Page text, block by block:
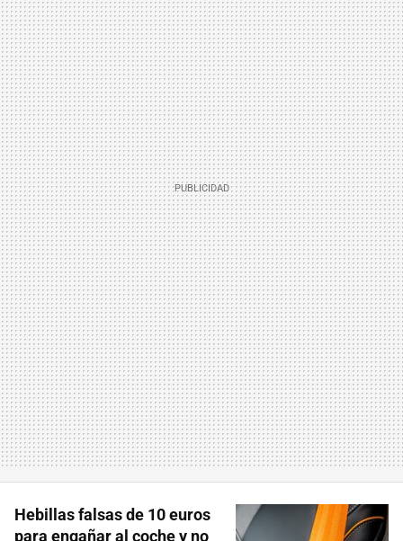
Hebillas falsas de 10 euros
para engañar al coche y no